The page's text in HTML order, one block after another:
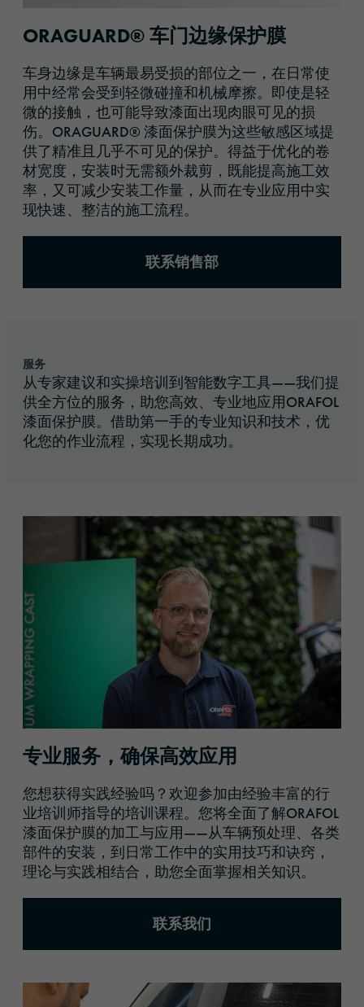
ORAGUARD® 车门边缘保护膜
车身边缘是车辆最易受损的部位之一，在日常使
用中经常会受到轻微碰撞和机械摩擦。即使是轻
微的接触，也可能导致漆面出现肉眼可见的损
伤。ORAGUARD® 漆面保护膜为这些敏感区域提
供了精准且几乎不可见的保护。得益于优化的卷
材宽度，安装时无需额外裁剪，既能提高施工效
率，又可减少安装工作量，从而在专业应用中实
现快速、整洁的施工流程。
联系销售部
服务
从专家建议和实操培训到智能数字工具——我们提
供全方位的服务，助您高效、专业地应用ORAFOL
漆面保护膜。借助第一手的专业知识和技术，优
化您的作业流程，实现长期成功。
专业服务，确保高效应用
您想获得实践经验吗？欢迎参加由经验丰富的行
业培训师指导的培训课程。您将全面了解ORAFOL
漆面保护膜的加工与应用——从车辆预处理、各类
部件的安装，到日常工作中的实用技巧和诀窍，
理论与实践相结合，助您全面掌握相关知识。
联系我们